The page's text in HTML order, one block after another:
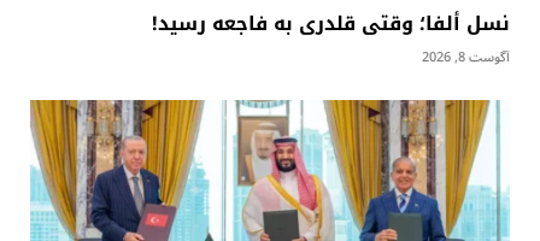
نسل ألفا؛ وقتی قلدری به فاجعه رسید!
آگوست 8, 2026